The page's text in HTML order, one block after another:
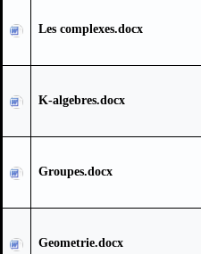
Les complexes.docx
K-algebres.docx
Groupes.docx
Geometrie.docx